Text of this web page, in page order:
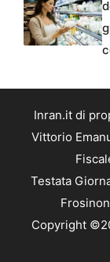
Inran.it di
Vittorio
Testata
Copyright